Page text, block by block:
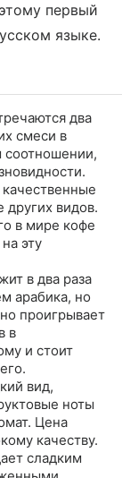
первый
языке.
два
смеси в
соотношении,
других видов.
в мире кофе
эту
в два раза
арабика, но
проигрывает
в
и стоит
вид,
ноты
Цена
качеству.
сладким